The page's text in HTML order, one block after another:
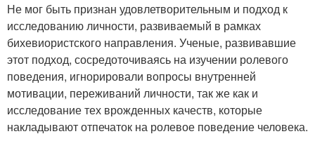
Не мог быть признан удовлетворительным и подход к
исследованию личности, развиваемый в рамках
бихевиористского направления. Ученые, развивавшие
этот подход, сосредоточиваясь на изучении ролевого
поведения, игнорировали вопросы внутренней
мотивации, переживаний личности, так же как и
исследование тех врожденных качеств, которые
накладывают отпечаток на ролевое поведение человека.